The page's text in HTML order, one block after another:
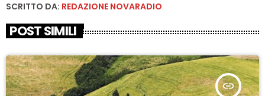
SCRITTO DA: REDAZIONE NOVARADIO
POST SIMILI
insert_link